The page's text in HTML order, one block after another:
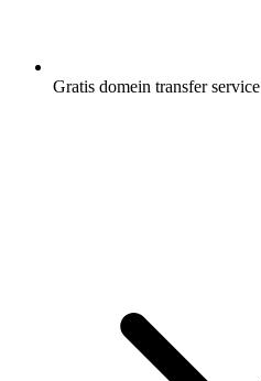
Gratis domein transfer service